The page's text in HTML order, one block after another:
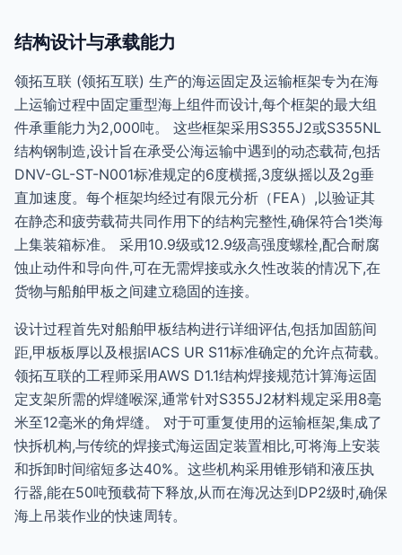
结构设计与承载能力
领拓互联 (领拓互联) 生产的海运固定及运输框架专为在海
上运输过程中固定重型海上组件而设计,每个框架的最大组
件承重能力为2,000吨。 这些框架采用S355J2或S355NL
结构钢制造,设计旨在承受公海运输中遇到的动态载荷,包括
DNV-GL-ST-N001标准规定的6度横摇,3度纵摇以及2g垂
直加速度。每个框架均经过有限元分析（FEA）,以验证其
在静态和疲劳载荷共同作用下的结构完整性,确保符合1类海
上集装箱标准。 采用10.9级或12.9级高强度螺栓,配合耐腐
蚀止动件和导向件,可在无需焊接或永久性改装的情况下,在
货物与船舶甲板之间建立稳固的连接。
设计过程首先对船舶甲板结构进行详细评估,包括加固筋间
距,甲板板厚以及根据IACS UR S11标准确定的允许点荷载。
领拓互联的工程师采用AWS D1.1结构焊接规范计算海运固
定支架所需的焊缝喉深,通常针对S355J2材料规定采用8毫
米至12毫米的角焊缝。 对于可重复使用的运输框架,集成了
快拆机构,与传统的焊接式海运固定装置相比,可将海上安装
和拆卸时间缩短多达40%。这些机构采用锥形销和液压执
行器,能在50吨预载荷下释放,从而在海况达到DP2级时,确保
海上吊装作业的快速周转。